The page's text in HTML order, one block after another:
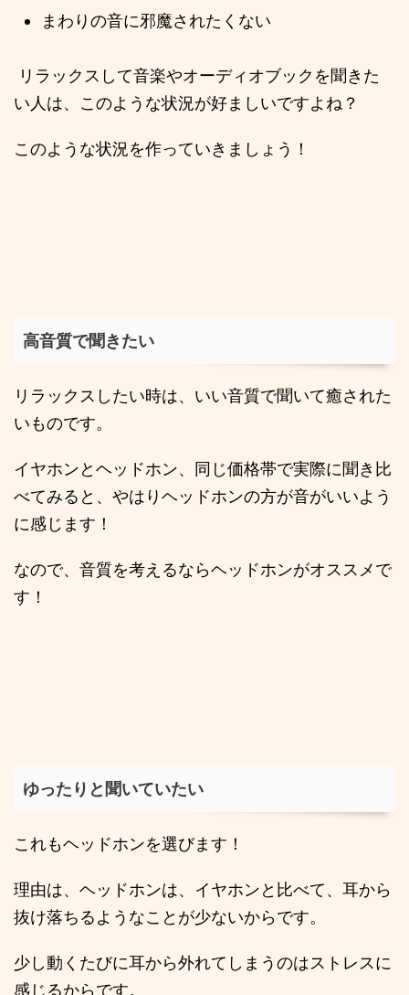
まわりの音に邪魔されたくない
リラックスして音楽やオーディオブックを聞きた
い人は、このような状況が好ましいですよね？
このような状況を作っていきましょう！
高音質で聞きたい
リラックスしたい時は、いい音質で聞いて癒された
いものです。
イヤホンとヘッドホン、同じ価格帯で実際に聞き比
べてみると、やはりヘッドホンの方が音がいいよう
に感じます！
なので、音質を考えるならヘッドホンがオススメで
す！
ゆったりと聞いていたい
これもヘッドホンを選びます！
理由は、ヘッドホンは、イヤホンと比べて、耳から
抜け落ちるようなことが少ないからです。
少し動くたびに耳から外れてしまうのはストレスに
感じるからです。